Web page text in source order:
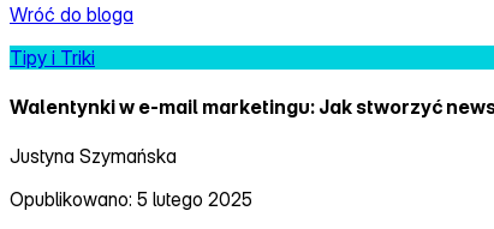
Wróć do bloga
Tipy i Triki
Walentynki w e‑mail marketingu: Jak stworzyć
Justyna Szymańska
Opublikowano: 5 lutego 2025